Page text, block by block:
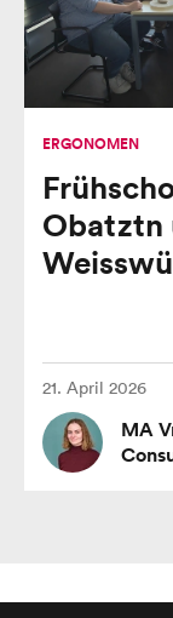
ERGONOMEN
Obatztn
21. April 2026
MA